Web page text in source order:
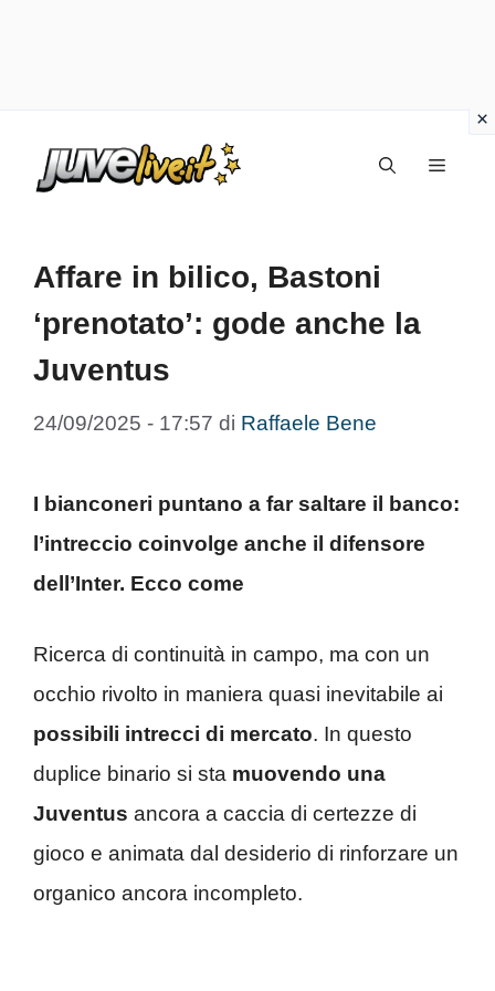
Menu
Affare in bilico, Bastoni
‘prenotato’: gode anche la
Juventus
24/09/2025 - 17:57 di Raffaele Bene
I bianconeri puntano a far saltare il banco:
l’intreccio coinvolge anche il difensore
dell’Inter. Ecco come
Ricerca di continuità in campo, ma con un
occhio rivolto in maniera quasi inevitabile ai
possibili intrecci di mercato. In questo
duplice binario si sta muovendo una
Juventus ancora a caccia di certezze di
gioco e animata dal desiderio di rinforzare un
organico ancora incompleto.